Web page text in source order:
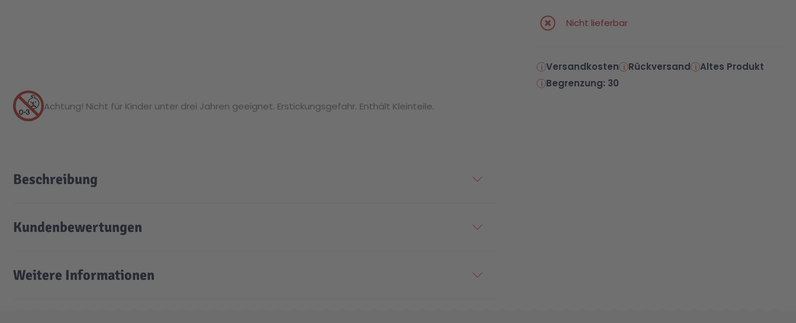
Nicht lieferbar
Versandkosten Rückversand
Altes Produkt
Begrenzung: 30
Achtung! Nicht für Kinder unter drei Jahren geeignet. Erstickungsgefahr. Enthält Kleinteile.
Beschreibung
Kundenbewertungen
Weitere Informationen